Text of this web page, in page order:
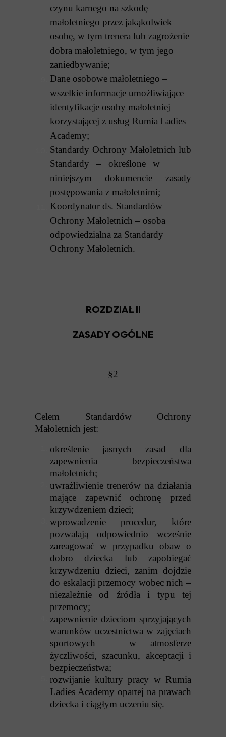
czynu karnego na szkodę
małoletniego przez jakąkolwiek
osobę, w tym trenera lub zagrożenie
dobra małoletniego, w tym jego
zaniedbywanie;
Dane osobowe małoletniego –
wszelkie informacje umożliwiające
identyfikacje osoby małoletniej
korzystającej z usług Rumia Ladies
Academy;
Standardy Ochrony Małoletnich lub
Standardy – określone w
niniejszym dokumencie zasady
postępowania z małoletnimi;
Koordynator ds. Standardów
Ochrony Małoletnich – osoba
odpowiedzialna za Standardy
Ochrony Małoletnich.
ROZDZIAŁ II
ZASADY OGÓLNE
§2
Celem Standardów Ochrony
Małoletnich jest:
określenie jasnych zasad dla
zapewnienia bezpieczeństwa
małoletnich;
uwrażliwienie trenerów na działania
mające zapewnić ochronę przed
krzywdzeniem dzieci;
wprowadzenie procedur, które
pozwalają odpowiednio wcześnie
zareagować w przypadku obaw o
dobro dziecka lub zapobiegać
krzywdzeniu dzieci, zanim dojdzie
do eskalacji przemocy wobec nich –
niezależnie od źródła i typu tej
przemocy;
zapewnienie dzieciom sprzyjających
warunków uczestnictwa w zajęciach
sportowych – w atmosferze
życzliwości, szacunku, akceptacji i
bezpieczeństwa;
rozwijanie kultury pracy w Rumia
Ladies Academy opartej na prawach
dziecka i ciągłym uczeniu się.